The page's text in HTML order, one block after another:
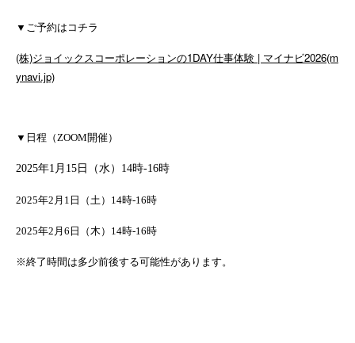
▼ご予約はコチラ
(株)ジョイックスコーポレーションの1DAY仕事体験 | マイナビ2026(m
ynavi.jp)
▼日程（ZOOM開催）
2025年1 月15日（水）14時-16時
2025年2月1日（土）14時-16時
2025年2月6日（木）14時-16時
※終了時間は多少前後する可能性があります。